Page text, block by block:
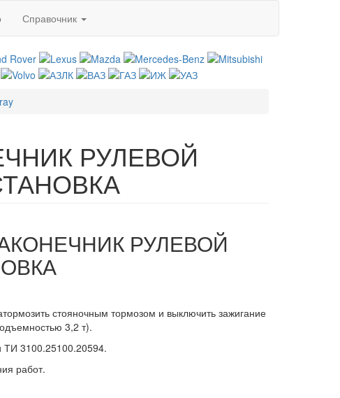
Справочник
РУЛЕВОЙ
РУЛЕВОЙ
стояночным тормозом и выключить зажигание
3,2 т).
ТИ 3100.25100.20594.
работ.